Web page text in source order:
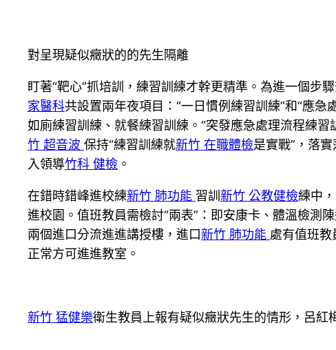
對呈現疑似癥狀的的先生隔離
盯著“靶心”抓培訓，練習訓練才幹更精準。為進一個步
家醫科共設置兩年夜項目：“一日慣例練習訓練”和“應
如廁練習訓練、就餐練習訓練。“突發應急處理流程練習
竹 超音波 保持“練習訓練就新竹 在職體檢是實戰”，落
入領導竹科 健檢 。
在錯時錯峰進校練新竹 肺功能 習訓新竹 公教健檢練中
進校園。值班教員需檢討“兩表”：即安康卡、體溫檢測
兩個進口分流進進講授樓，進口新竹 肺功能 處有值班教
正常方可進進教室。
新竹 猛健樂衛生教員上報有疑似癥狀先生的情形，呂紅